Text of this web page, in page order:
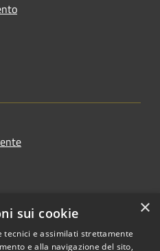
×
sui cookie
tecnici e assimilati strettamente
e alla navigazione del sito,